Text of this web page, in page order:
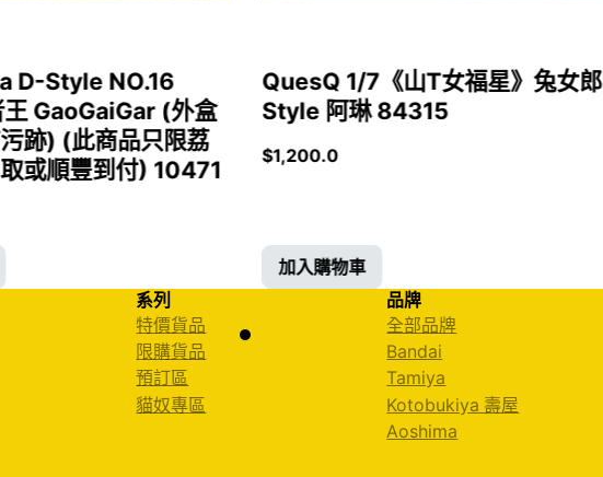
D-Style NO.16
王 GaoGaiGar (外盒
跡) (此商品只限荔
或順豐到付) 10471
QuesQ 1/7《山T女福星》兔女郎
Style 阿琳 84315
$1,200.0
加入購物車
系列
特價貨品
限購貨品
預訂區
貓奴專區
品牌
全部品牌
Bandai
Tamiya
Kotobukiya 壽屋
Aoshima